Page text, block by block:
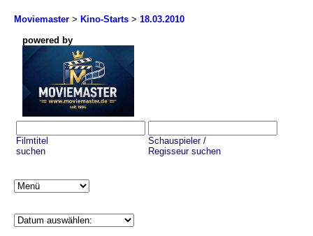
Moviemaster > Kino-Starts > 18.03.2010
powered by
Filmtitel
suchen
Schauspieler /
Regisseur suchen